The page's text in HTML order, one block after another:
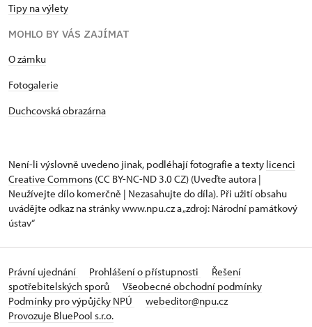
Tipy na výlety
MOHLO BY VÁS ZAJÍMAT
O zámku
Fotogalerie
Duchcovská obrazárna
Není-li výslovně uvedeno jinak, podléhají fotografie a texty licenci
Creative Commons (CC BY-NC-ND 3.0 CZ) (Uveďte autora |
Neužívejte dílo komerčně | Nezasahujte do díla). Při užití obsahu
uvádějte odkaz na stránky www.npu.cz a „zdroj: Národní památkový
ústav“
Právní ujednání Prohlášení o přístupnosti
Řešení
spotřebitelských sporů
Všeobecné obchodní podmínky
Podmínky pro výpůjčky NPÚ
webeditor@npu.cz
Provozuje BluePool s.r.o.